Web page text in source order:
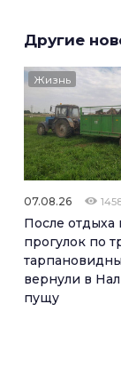
Другие
Жизнь
07.08.26
После отдыха
прогулок по
вернули в
пущу